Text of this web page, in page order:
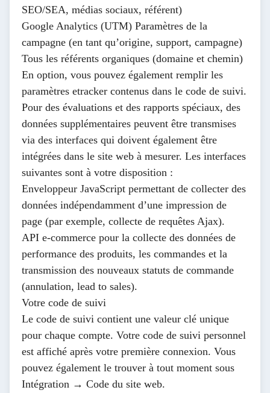
SEO/SEA, médias sociaux, référent)
Google Analytics (UTM) Paramètres de la
campagne (en tant qu’origine, support, campagne)
Tous les référents organiques (domaine et chemin)
En option, vous pouvez également remplir les
paramètres etracker contenus dans le code de suivi.
Pour des évaluations et des rapports spéciaux, des
données supplémentaires peuvent être transmises
via des interfaces qui doivent également être
intégrées dans le site web à mesurer. Les interfaces
suivantes sont à votre disposition :
Enveloppeur JavaScript permettant de collecter des
données indépendamment d’une impression de
page (par exemple, collecte de requêtes Ajax).
API e-commerce pour la collecte des données de
performance des produits, les commandes et la
transmission des nouveaux statuts de commande
(annulation, lead to sales).
Votre code de suivi
Le code de suivi contient une valeur clé unique
pour chaque compte. Votre code de suivi personnel
est affiché après votre première connexion. Vous
pouvez également le trouver à tout moment sous
Intégration → Code du site web.